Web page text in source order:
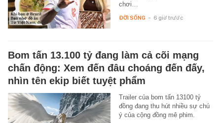
chơi…
ĐỜI SỐNG - 6 giờ trước
Bom tấn 13.100 tỷ đang làm cả cõi mạng
chấn động: Xem đến đâu choáng đến đấy,
nhìn tên ekip biết tuyệt phẩm
Trailer của bom tấn 13100 tỷ
đồng đang thu hút nhiều sự chú
ý của cộng đồng mê phim.